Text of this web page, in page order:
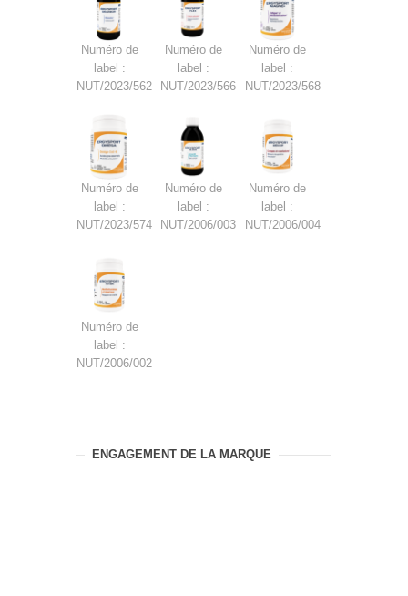
Numéro de
label :
NUT/2023/562
Numéro de
label :
NUT/2023/566
Numéro de
label :
NUT/2023/568
Numéro de
label :
NUT/2023/574
Numéro de
label :
NUT/2006/003
Numéro de
label :
NUT/2006/004
Numéro de
label :
NUT/2006/002
ENGAGEMENT DE LA MARQUE